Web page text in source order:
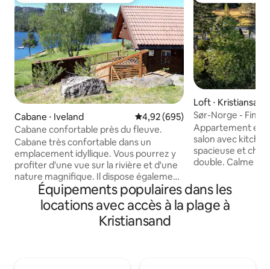
Cabane ⋅ Iveland Évaluation moyenne sur la
4,92 (695)
Cabane confortable près du fleuve.
Cabane très confortable dans un
emplacement idyllique. Vous pourrez y
profiter d'une vue sur la rivière et d'une
nature magnifique. Il dispose également
d'un ballbinge et de Setesdalsbanen à
proximité. La cabane est située à
seulement 10 min de la R9. À 20 min de
Vennesla. À 30 min de Kristiansand et à
Loft ⋅ Kristiansand
Sør-Norge -
partout
Appartement
salon avec
spacieuse et
double. Calme et
Sørlandet avec
min en voiture de
et Evje. C'est
Équipements populaires dans les
locations avec accès à la plage à
Kristiansand